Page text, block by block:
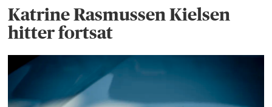
Katrine Rasmussen Kielsen
hitter fortsat